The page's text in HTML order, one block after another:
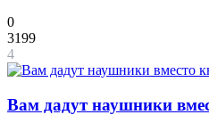
0
3199
4
Вам дадут наушники